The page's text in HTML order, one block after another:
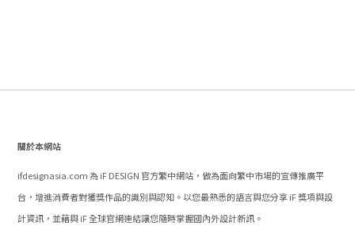
關於本網站
ifdesignasia.com 為 iF DESIGN 官方繁中網站，做為面向繁中市場的宣傳推廣平
台，增進消費者對獲獎作品的識別與認知。以您最熟悉的語言與您分享 iF 獎項與設
計資訊，並藉與 iF 全球官網連結讓您隨時掌握國內外設計新訊。